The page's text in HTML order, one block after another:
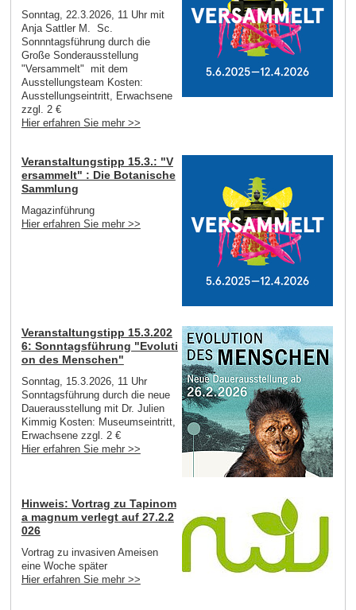
Sonntag, 22.3.2026, 11 Uhr mit
Anja Sattler M. Sc.
Sonnntagsführung durch die
Große Sonderausstellung
"Versammelt" mit dem
Ausstellungsteam Kosten:
Ausstellungseintritt, Erwachsene
zzgl. 2 €
Hier erfahren Sie mehr >>
Veranstaltungstipp 15.3.: "V
ersammelt" : Die Botanische
Sammlung
Magazinführung
Hier erfahren Sie mehr >>
Veranstaltungstipp 15.3.202
6: Sonntagsführung "Evoluti
on des Menschen"
Sonntag, 15.3.2026, 11 Uhr
Sonntagsführung durch die neue
Dauerausstellung mit Dr. Julien
Kimmig Kosten: Museumseintritt,
Erwachsene zzgl. 2 €
Hier erfahren Sie mehr >>
Hinweis: Vortrag zu Tapinom
a magnum verlegt auf 27.2.2
026
Vortrag zu invasiven Ameisen
eine Woche später
Hier erfahren Sie mehr >>